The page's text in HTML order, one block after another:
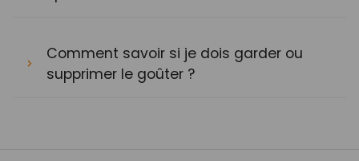
Comment savoir si je dois garder ou
supprimer le goûter ?